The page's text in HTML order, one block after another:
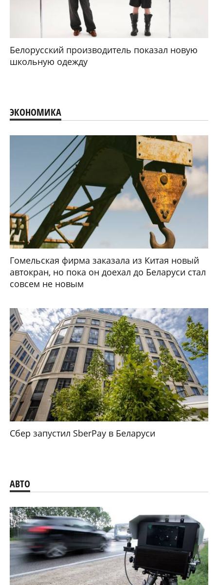
Белорусский производитель показал новую
школьную одежду
ЭКОНОМИКА
Гомельская фирма заказала из Китая новый
автокран, но пока он доехал до Беларуси стал
совсем не новым
Сбер запустил SberPay в Беларуси
АВТО